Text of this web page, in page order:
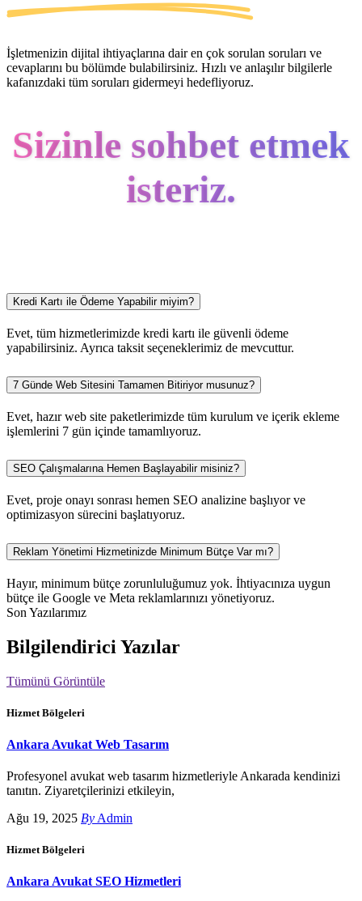
İşletmenizin dijital ihtiyaçlarına dair en çok sorulan soruları ve
cevaplarını bu bölümde bulabilirsiniz. Hızlı ve anlaşılır bilgilerle
kafanızdaki tüm soruları gidermeyi hedefliyoruz.
Sizinle sohbet etmek
isteriz.
Kredi Kartı ile Ödeme Yapabilir miyim?
Evet, tüm hizmetlerimizde kredi kartı ile güvenli ödeme
yapabilirsiniz. Ayrıca taksit seçeneklerimiz de mevcuttur.
7 Günde Web Sitesini Tamamen Bitiriyor musunuz?
Evet, hazır web site paketlerimizde tüm kurulum ve içerik ekleme
işlemlerini 7 gün içinde tamamlıyoruz.
SEO Çalışmalarına Hemen Başlayabilir misiniz?
Evet, proje onayı sonrası hemen SEO analizine başlıyor ve
optimizasyon sürecini başlatıyoruz.
Reklam Yönetimi Hizmetinizde Minimum Bütçe Var mı?
Hayır, minimum bütçe zorunluluğumuz yok. İhtiyacınıza uygun
bütçe ile Google ve Meta reklamlarınızı yönetiyoruz.
Son Yazılarımız
Bilgilendirici Yazılar
Tümünü Görüntüle
Hizmet Bölgeleri
Ankara Avukat Web Tasarım
Profesyonel avukat web tasarım hizmetleriyle Ankarada kendinizi
tanıtın. Ziyaretçilerinizi etkileyin,
Ağu 19, 2025 By Admin
Hizmet Bölgeleri
Ankara Avukat SEO Hizmetleri